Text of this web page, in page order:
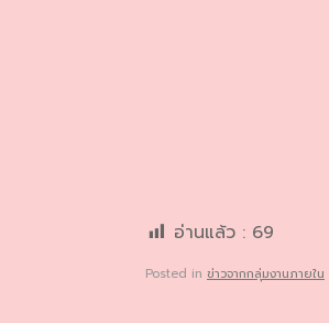
อ่านแล้ว : 69
Posted in ข่าวจากกลุ่มงานภายใน